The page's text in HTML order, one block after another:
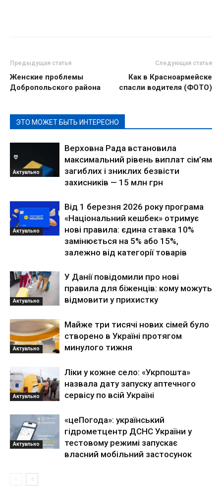
Предыдущая статья
Женские проблемы
Добропольского района
Следующая статья
Как в Красноармейске
спасли водителя (ФОТО)
ЭТО МОЖЕТ БЫТЬ ИНТЕРЕСНО
Актуально
Верховна Рада встановила
максимальний рівень виплат сім’ям
загиблих і зниклих безвісти
захисників — 15 млн грн
Актуально
Від 1 березня 2026 року програма
«Національний кешбек» отримує
нові правила: єдина ставка 10%
замінюється на 5% або 15%,
залежно від категорії товарів
Актуально
У Данії повідомили про нові
правила для біженців: кому можуть
відмовити у прихистку
Актуально
Майже три тисячі нових сімей було
створено в Україні протягом
минулого тижня
Актуально
Ліки у кожне село: «Укрпошта»
назвала дату запуску аптечного
сервісу по всій Україні
Актуально
«цеПогода»: український
гідрометцентр ДСНС України у
тестовому режимі запускає
власний мобільний застосунок